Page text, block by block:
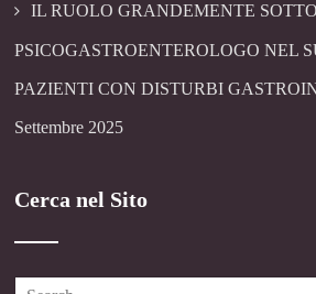
IL RUOLO GRANDEMENTE
PSICOGASTROENTEROLOGO NEL
PAZIENTI CON DISTURBI
Settembre 2025
Cerca nel Sito